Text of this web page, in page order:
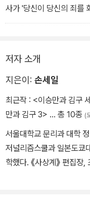
사가 '당신이 당신의 죄를
실 것이오'라고 하는 말을
구해 주시옵소서. 오 하나
했다.
배재학당에 입학할 당시
주학꾼'이 되는 것이 아니
히 부인했던 그가, 이제 죽
에서 영혼의 구원을 바라
장 기독교 입교와 옥중전
저자 소개
지은이: 손세일
최근작 : <이승만과 김구
만과 김구 3> … 총 10종 (
서울대학교 문리과 대학
저널리즘스쿨과 일본도쿄
학했다. 《사상계》 편집장